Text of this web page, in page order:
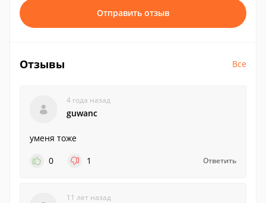
Отправить отзыв
Отзывы Все
4 года назад
guwanc
уменя тоже
0
1 Ответить
11 лет назад